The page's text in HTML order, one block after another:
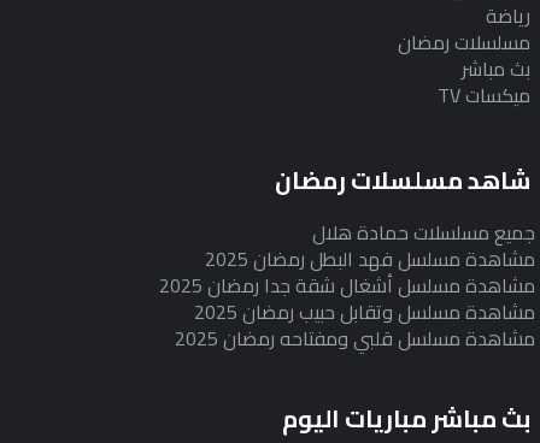
رياضة
مسلسلات رمضان
بث مباشر
ميكسات TV
شاهد مسلسلات رمضان
جميع مسلسلات حمادة هلال
مشاهدة مسلسل فهد البطل رمضان 2025
مشاهدة مسلسل أشغال شقة جدا رمضان 2025
مشاهدة مسلسل وتقابل حبيب رمضان 2025
مشاهدة مسلسل قلبي ومفتاحه رمضان 2025
بث مباشر مباريات اليوم